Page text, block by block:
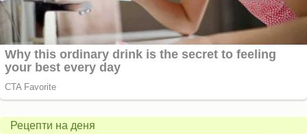
Рецепти на деня
Вита
баница
в
халогенна
за